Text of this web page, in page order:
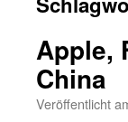
Apple,
China
Veröffentlicht